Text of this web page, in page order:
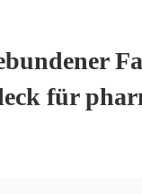
für